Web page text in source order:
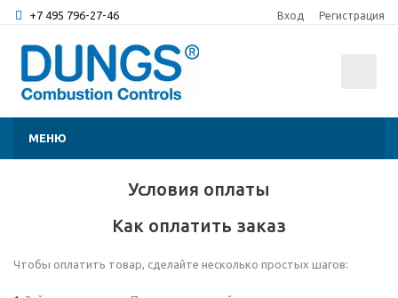
+7 495 796-27-46 Вход Регистрация
МЕНЮ
Условия оплаты
Как оплатить заказ
Чтобы оплатить товар, сделайте несколько простых шагов: